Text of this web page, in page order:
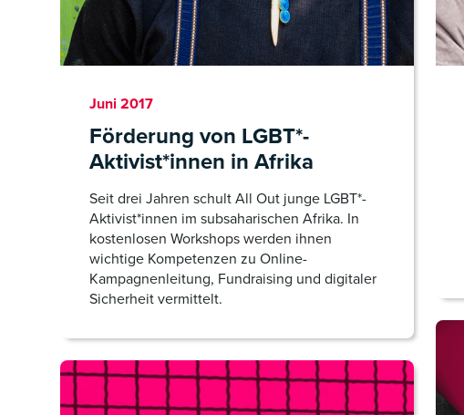
Juni 2017
Förderung von LGBT*-
Aktivist*innen in Afrika
Seit drei Jahren schult All Out junge LGBT*-
Aktivist*innen im subsaharischen Afrika. In
kostenlosen Workshops werden ihnen
wichtige Kompetenzen zu Online-
Kampagnenleitung, Fundraising und digitaler
Sicherheit vermittelt.